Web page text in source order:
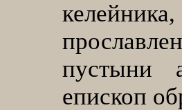
пустыни
епископ